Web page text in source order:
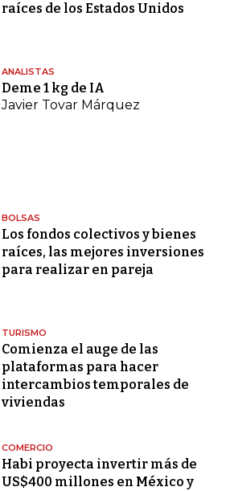
raíces de los Estados Unidos
ANALISTAS
Deme 1 kg de IA
Javier Tovar Márquez
BOLSAS
Los fondos colectivos y bienes
raíces, las mejores inversiones
para realizar en pareja
TURISMO
Comienza el auge de las
plataformas para hacer
intercambios temporales de
viviendas
COMERCIO
Habi proyecta invertir más de
US$400 millones en México y